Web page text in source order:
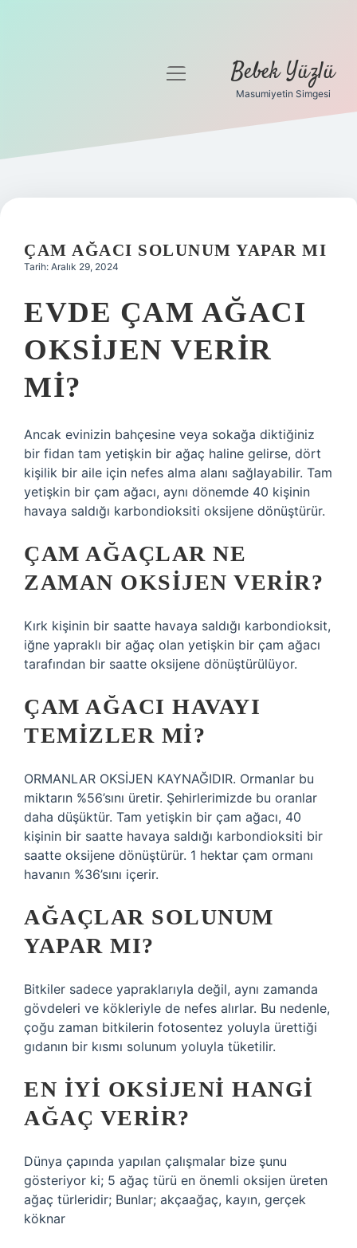
Gizlilik Politikası
Yasal Uyarı
menüyü
Bebek Yüzlü
Masumiyetin Simgesi
ÇAM AĞACI SOLUNUM YAPAR MI
Tarih: Aralık 29, 2024
EVDE ÇAM AĞACI
OKSIJEN VERIR
MI?
Ancak evinizin bahçesine veya sokağa diktiğiniz
bir fidan tam yetişkin bir ağaç haline gelirse, dört
kişilik bir aile için nefes alma alanı sağlayabilir. Tam
yetişkin bir çam ağacı, aynı dönemde 40 kişinin
havaya saldığı karbondioksiti oksijene dönüştürür.
ÇAM AĞAÇLAR NE
ZAMAN OKSIJEN VERIR?
Kırk kişinin bir saatte havaya saldığı karbondioksit,
iğne yapraklı bir ağaç olan yetişkin bir çam ağacı
tarafından bir saatte oksijene dönüştürülüyor.
ÇAM AĞACI HAVAYI
TEMIZLER MI?
ORMANLAR OKSİJEN KAYNAĞIDIR. Ormanlar bu
miktarın %56’sını üretir. Şehirlerimizde bu oranlar
daha düşüktür. Tam yetişkin bir çam ağacı, 40
kişinin bir saatte havaya saldığı karbondioksiti bir
saatte oksijene dönüştürür. 1 hektar çam ormanı
havanın %36’sını içerir.
AĞAÇLAR SOLUNUM
YAPAR MI?
Bitkiler sadece yapraklarıyla değil, aynı zamanda
gövdeleri ve kökleriyle de nefes alırlar. Bu nedenle,
çoğu zaman bitkilerin fotosentez yoluyla ürettiği
gıdanın bir kısmı solunum yoluyla tüketilir.
EN IYI OKSIJENI HANGI
AĞAÇ VERIR?
Dünya çapında yapılan çalışmalar bize şunu
gösteriyor ki; 5 ağaç türü en önemli oksijen üreten
ağaç türleridir; Bunlar; akçaağaç, kayın, gerçek
köknar